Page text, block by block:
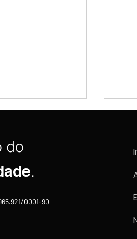
acordo sobre
do
.
0001-90